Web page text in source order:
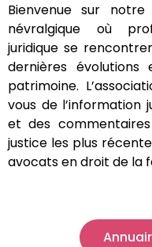
Bienvenue sur
névralgique où
juridique se
dernières
patrimoine.
vous de l’information
et des
justice les plus
avocats en droit de la